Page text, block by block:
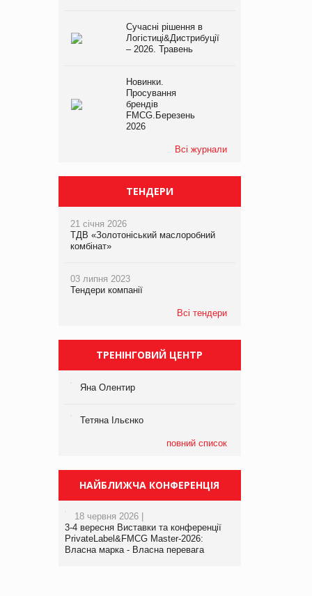
Сучасні рішення в
Логістиці&Дистрибуції
– 2026. Травень
Новинки.
Просування
брендів
FMCG.Березень
2026
Всі журнали
ТЕНДЕРИ
21 січня 2026
ТДВ «Золотоніський маслоробний
комбінат»
03 липня 2023
Тендери компанії
Всі тендери
ТРЕНІНГОВИЙ ЦЕНТР
Яна Олентир
Тетяна Ільєнко
повний список
НАЙБЛИЖЧА КОНФЕРЕНЦІЯ
18 червня 2026 |
3-4 вересня Виставки та конференції
PrivateLabel&FMCG Master-2026:
Власна марка - Власна перевага